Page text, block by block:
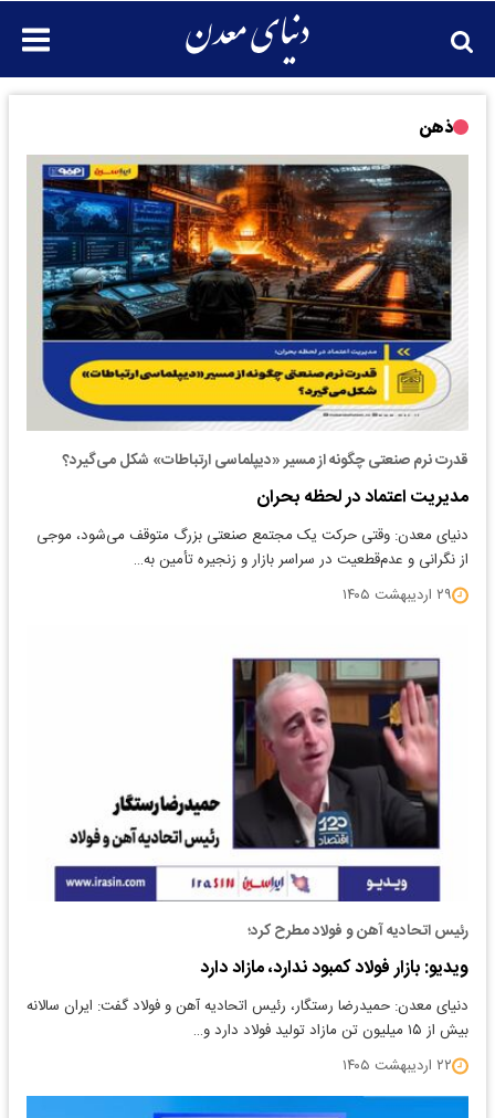
ذهن
قدرت نرم صنعتی چگونه از مسیر «دیپلماسی ارتباطات» شکل می‌گیرد؟
مدیریت اعتماد در لحظه بحران
دنیای معدن: وقتی حرکت یک مجتمع صنعتی بزرگ متوقف می‌شود، موجی
از نگرانی و عدم‌قطعیت در سراسر بازار و زنجیره تأمین به…
۲۹ اردیبهشت ۱۴۰۵
رئیس اتحادیه آهن و فولاد مطرح کرد؛
ویدیو: بازار فولاد کمبود ندارد، مازاد دارد
دنیای معدن: حمیدرضا رستگار، رئیس اتحادیه آهن و فولاد گفت: ایران سالانه
بیش از ۱۵ میلیون تن مازاد تولید فولاد دارد و…
۲۲ اردیبهشت ۱۴۰۵